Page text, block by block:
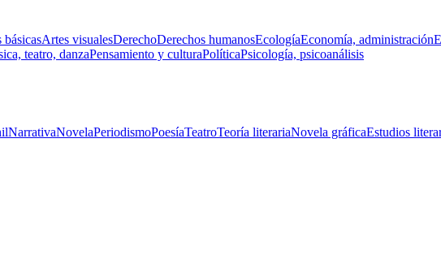
básicasArtes visualesDerechoDerechos humanosEcologíaEconomía, administración
teatro, danzaPensamiento y culturaPolíticaPsicología, psicoanálisis
NarrativaNovelaPeriodismoPoesíaTeatroTeoría literariaNovela gráficaEstudios